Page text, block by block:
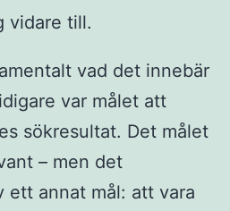
vidare till.
vad det innebär
var målet att
sökresultat. Det målet
– men det
ett annat mål: att vara